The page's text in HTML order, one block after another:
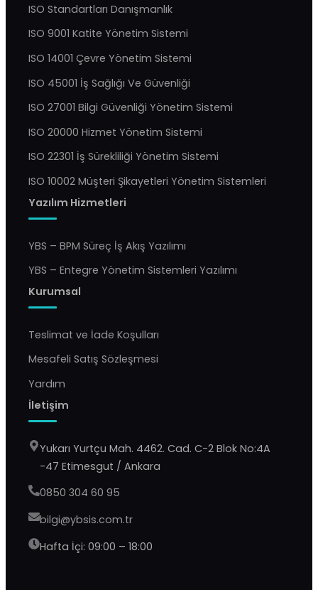
ISO Standartları Danışmanlık
ISO 9001 Katite Yönetim Sistemi
ISO 14001 Çevre Yönetim Sistemi
ISO 45001 İş Sağlığı Ve Güvenliği
ISO 27001 Bilgi Güvenliği Yönetim Sistemi
ISO 20000 Hizmet Yönetim Sistemi
ISO 22301 İş Sürekliliği Yönetim Sistemi
ISO 10002 Müşteri Şikayetleri Yönetim Sistemleri
Yazılım Hizmetleri
YBS – BPM Süreç İş Akış Yazılımı
YBS – Entegre Yönetim Sistemleri Yazılımı
Kurumsal
Teslimat ve İade Koşulları
Mesafeli Satış Sözleşmesi
Yardım
İletişim
Yukarı Yurtçu Mah. 4462. Cad. C-2 Blok No:4A
-47 Etimesgut / Ankara
0850 304 60 95
bilgi@ybsis.com.tr
Hafta İçi: 09:00 – 18:00
YBS Destek
Genellikle birkaç dakika içinde yanıtlıyoruz